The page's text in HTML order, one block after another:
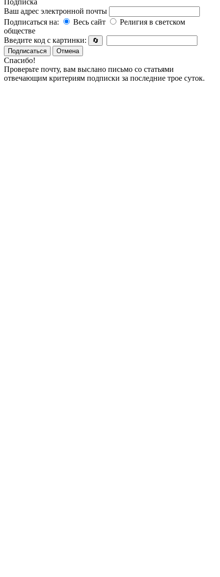
Подписка
Ваш адрес электронной почты
Подписаться на:
Весь сайт
Религия в светском
обществе
Введите код с картинки:
🔄
Подписаться
Отмена
Спасибо!
Проверьте почту, вам выслано письмо со статьями
отвечающим критериям подписки за последние трое суток.